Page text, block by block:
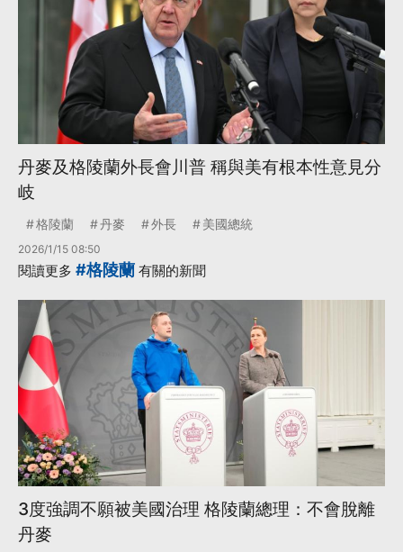
丹麥及格陵蘭外長會川普 稱與美有根本性意見分
岐
格陵蘭 丹麥 外長 美國總統
2026/1/15 08:50
閱讀更多 #格陵蘭 有關的新聞
3度強調不願被美國治理 格陵蘭總理：不會脫離
丹麥